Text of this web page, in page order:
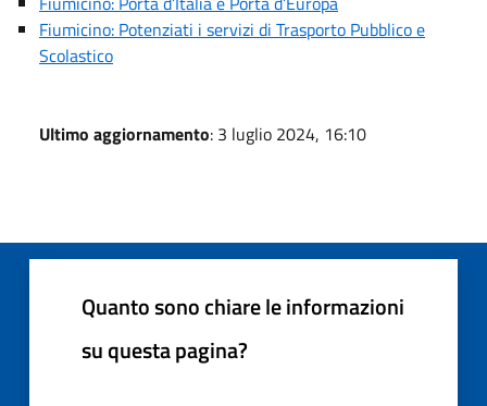
Fiumicino: Potenziati i servizi di Trasporto Pubblico e
Scolastico
Ultimo aggiornamento: 3 luglio 2024, 16:10
Quanto sono chiare le informazioni
su questa pagina?